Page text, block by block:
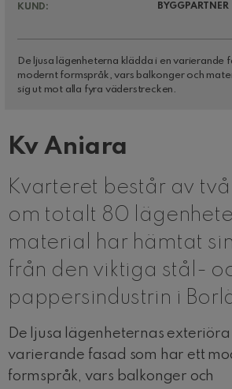
KUND: BYGGPARTNER
De ljusa lägenheterna klädda i en varierande
modernt formspråk, vars balkonger och
sig ut mot alla fyra väderstrecken.
Kv Aniara
Kvarteret består av två
om totalt 80
material har hämtat
från den viktiga stål-
pappersindustrin i
De ljusa lägenheternas exteriöra
varierande fasad som har ett
formspråk, vars balkonger och